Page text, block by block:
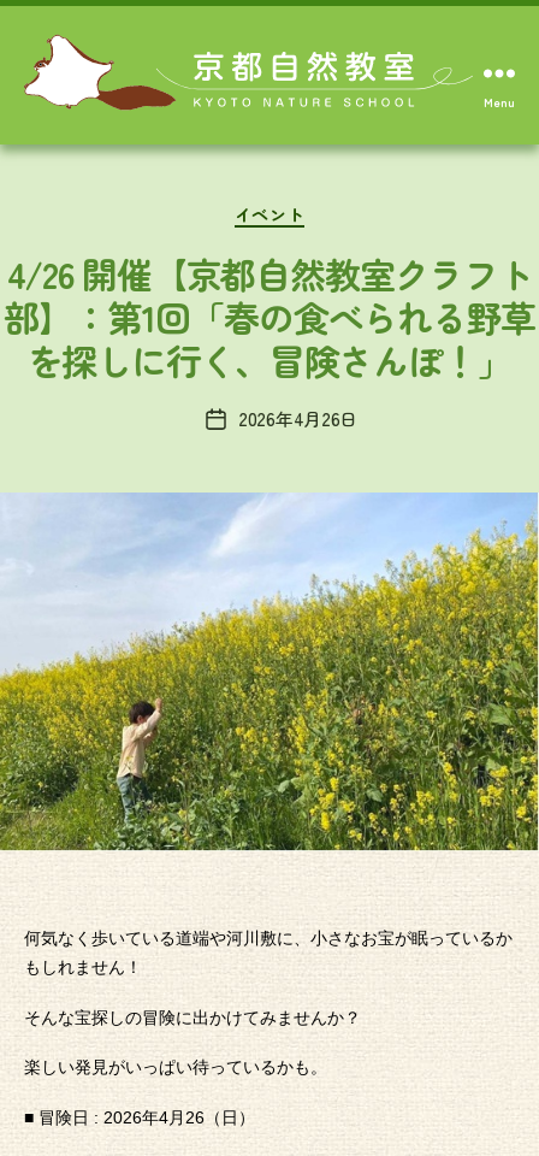
Menu
Categories
イベント
4/26 開催【京都自然教室クラフト
部】：第1回「春の食べられる野草
を探しに行く、冒険さんぽ！」
Post2026年4月26日
何気なく歩いている道端や河川敷に、小さなお宝が眠っているか
もしれません！
そんな宝探しの冒険に出かけてみませんか？
楽しい発見がいっぱい待っているかも。
■ 冒険日 : 2026年4月26（日）